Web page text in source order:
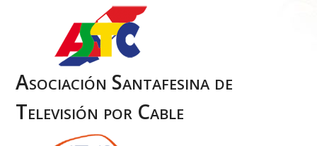
Asociación Santafesina de
Televisión por Cable